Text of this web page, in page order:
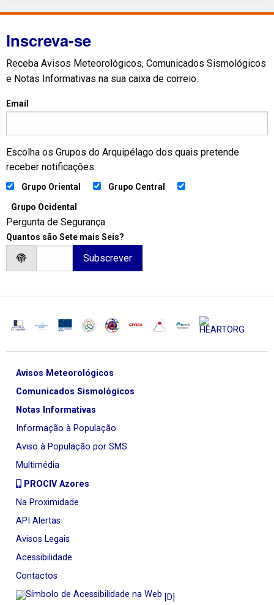
Inscreva-se
Receba Avisos Meteorológicos, Comunicados Sismológicos
e Notas Informativas na sua caixa de correio.
Email
Escolha os Grupos do Arquipélago dos quais pretende
receber notificações:
Grupo Oriental Grupo Central
Grupo Ocidental
Pergunta de Segurança
Quantos são Sete mais Seis?
Avisos Meteorológicos
Comunicados Sismológicos
Notas Informativas
Informação à População
Aviso à População por SMS
Multimédia
PROCIV Azores
Na Proximidade
API Alertas
Avisos Legais
Acessibilidade
Contactos
[D]